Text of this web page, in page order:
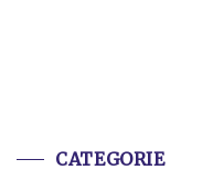
CATEGORIE